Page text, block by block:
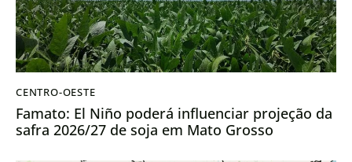
CENTRO-OESTE
Famato: El Niño poderá influenciar projeção da
safra 2026/27 de soja em Mato Grosso